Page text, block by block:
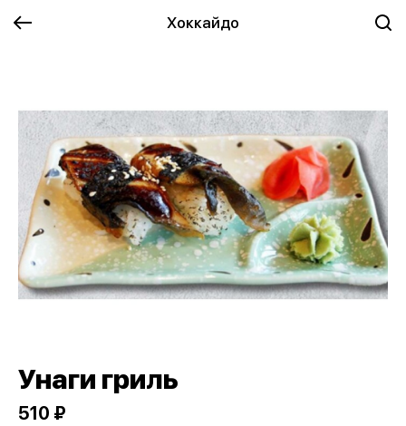
Хоккайдо
Унаги гриль
510 ₽